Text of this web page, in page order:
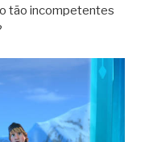
tão incompetentes